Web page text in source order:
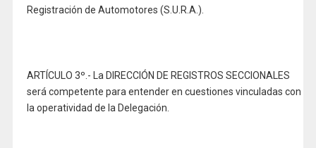
Registración de Automotores (S.U.R.A.).
ARTÍCULO 3º.- La DIRECCIÓN DE REGISTROS SECCIONALES
será competente para entender en cuestiones vinculadas con
la operatividad de la Delegación.